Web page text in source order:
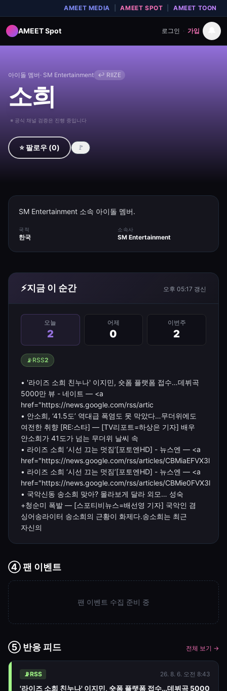
AMEET MEDIA AMEET SPOT AMEET TOON
AMEET Spot 로그인 · 가입
아이돌 멤버 · SM Entertainment ↩ RIIZE
소희
※ 공식 채널 검증은 진행 중입니다
⭐ 팔로우 (0) 🚩
SM Entertainment 소속 아이돌 멤버.
국적
한국
소속사
SM Entertainment
⚡지금 이 순간 오후 05:17 갱신
오늘
2
어제
0
이번주
2
📡 RSS2
• '라이즈 소희 친누나' 이지민, 숏폼 플랫폼 접수…데뷔곡
5000만 뷰 - 네이트 — <a
href="https://news.google.com/rss/artic
• 안소희, ‘41.5도’ 역대급 폭염도 못 막았다…무더위에도
여전한 취향 [RE:스타] — [TV리포트=하상은 기자] 배우
안소희가 41도가 넘는 무더위 날씨 속
• 라이즈 소희 ‘시선 끄는 멋짐’[포토엔HD] - 뉴스엔 — <a
href="https://news.google.com/rss/articles/CBMiaEFVX3l
• 라이즈 소희 ‘시선 끄는 멋짐’[포토엔HD] - 뉴스엔 — <a
href="https://news.google.com/rss/articles/CBMie0FVX3l
• 국악신동 송소희 맞아? 몰라보게 달라 외모… 성숙
+청순미 폭발 — [스포티비뉴스=배선영 기자] 국악인 겸
싱어송라이터 송소희의 근황이 화제다.송소희는 최근
자신의
④ 팬 이벤트
팬 이벤트 수집 준비 중
⑤ 반응 피드 전체 보기 →
📡RSS 26. 8. 6. 오전 8:43
'라이즈 소희 친누나' 이지민, 숏폼 플랫폼 접수…데뷔곡 5000